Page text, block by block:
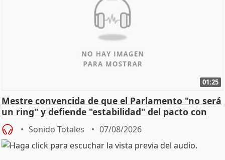
01:25
Mestre convencida de que el Parlamento "no será
un ring" y defiende "estabilidad" del pacto con
Vox
Sonido Totales 07/08/2026